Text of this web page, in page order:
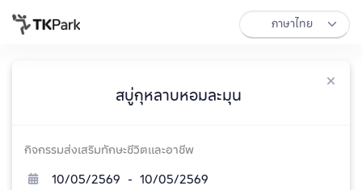
สบู่กุหลาบหอมละมุน
กิจกรรมส่งเสริมทักษะชีวิตและอาชีพ
10/05/2569 - 10/05/2569